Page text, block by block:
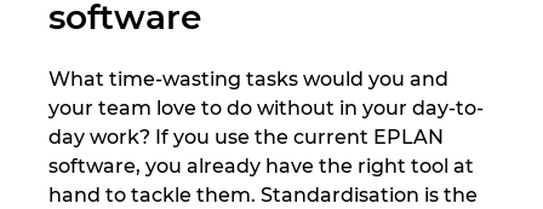
software
What time-wasting tasks would you and
your team love to do without in your day-to-
day work? If you use the current EPLAN
software, you already have the right tool at
hand to tackle them. Standardisation is the
Япония